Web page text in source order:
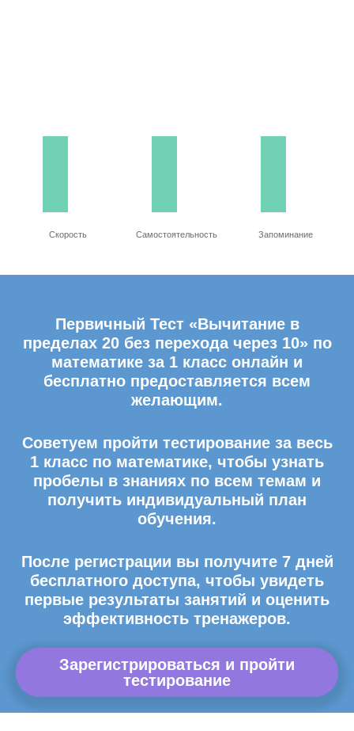
Скорость Самостоятельность Запоминание
Первичный Тест «Вычитание в
пределах 20 без перехода через 10» по
математике за 1 класс онлайн и
бесплатно предоставляется всем
желающим.
Советуем пройти тестирование за весь
1 класс по математике, чтобы узнать
пробелы в знаниях по всем темам и
получить индивидуальный план
обучения.
После регистрации вы получите 7 дней
бесплатного доступа, чтобы увидеть
первые результаты занятий и оценить
эффективность тренажеров.
Зарегистрироваться и пройти
тестирование